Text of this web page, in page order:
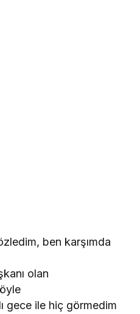
ben karşımda
olan
gece ile hiç görmedim